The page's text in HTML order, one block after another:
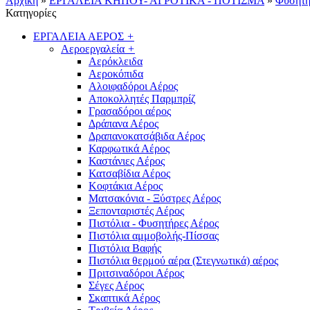
Κατηγορίες
ΕΡΓΑΛΕΙΑ ΑΕΡΟΣ +
Αεροεργαλεία +
Αερόκλειδα
Αεροκόπιδα
Αλοιφαδόροι Αέρος
Αποκολλητές Παρμπρίζ
Γρασαδόροι αέρος
Δράπανα Αέρος
Δραπανοκατσάβιδα Αέρος
Καρφωτικά Αέρος
Καστάνιες Αέρος
Κατσαβίδια Αέρος
Κοφτάκια Αέρος
Ματσακόνια - Ξύστρες Αέρος
Ξεπονταριστές Αέρος
Πιστόλια - Φυσητήρες Αέρος
Πιστόλια αμμοβολής-Πίσσας
Πιστόλια Βαφής
Πιστόλια θερμού αέρα (Στεγνωτικά) αέρος
Πριτσιναδόροι Αέρος
Σέγες Αέρος
Σκαπτικά Αέρος